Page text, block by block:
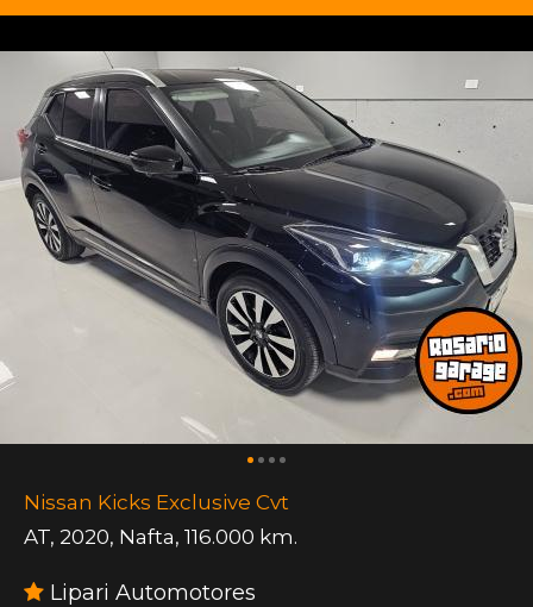
Nissan Kicks Exclusive Cvt
AT, 2020, Nafta, 116.000 km.
Lipari Automotores